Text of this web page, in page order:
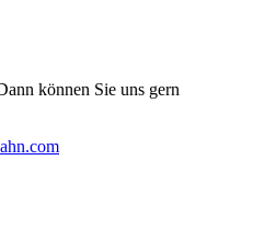
können Sie uns gern